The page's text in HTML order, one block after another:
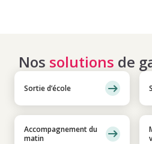
Nos solutions de
Sortie d’école
Accompagnement du
matin